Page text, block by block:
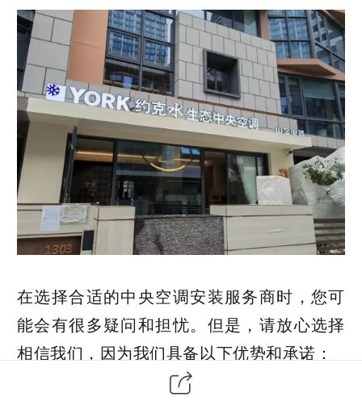
在选择合适的中央空调安装服务商时，您可
能会有很多疑问和担忧。但是，请放心选择
相信我们，因为我们具备以下优势和承诺：